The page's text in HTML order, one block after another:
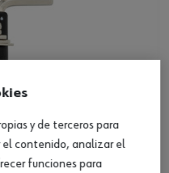
y de terceros para
contenido, analizar el
funciones para